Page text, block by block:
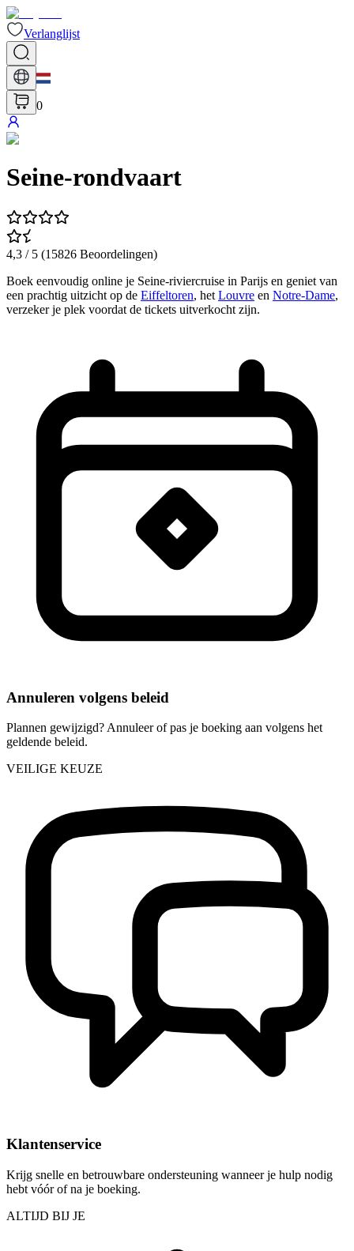
Verlanglijst
0
Seine-rondvaart
4,3 / 5 (15826 Beoordelingen)
Boek eenvoudig online je Seine-riviercruise in Parijs en geniet van
een prachtig uitzicht op de Eiffeltoren, het Louvre en Notre-Dame,
verzeker je plek voordat de tickets uitverkocht zijn.
Annuleren volgens beleid
Plannen gewijzigd? Annuleer of pas je boeking aan volgens het
geldende beleid.
VEILIGE KEUZE
Klantenservice
Krijg snelle en betrouwbare ondersteuning wanneer je hulp nodig
hebt vóór of na je boeking.
ALTIJD BIJ JE